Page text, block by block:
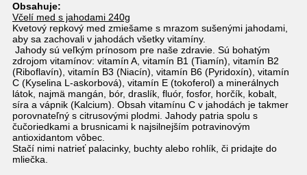
Obsahuje:
Včelí med s jahodami 240g
Kvetový repkový med zmiešame s mrazom sušenými jahodami,
aby sa zachovali v jahodách všetky vitamíny.
Jahody sú veľkým prínosom pre naše zdravie. Sú bohatým
zdrojom vitamínov: vitamín A, vitamín B1 (Tiamín), vitamín B2
(Riboflavín), vitamín B3 (Niacín), vitamín B6 (Pyridoxín), vitamín
C (Kyselina L-askorbová), vitamín E (tokoferol) a minerálnych
látok, najmä mangán, bór, draslík, fluór, fosfor, horčík, kobalt,
síra a vápnik (Kalcium). Obsah vitamínu C v jahodách je takmer
porovnateľný s citrusovými plodmi. Jahody patria spolu s
čučoriedkami a brusnicami k najsilnejším potravinovým
antioxidantom vôbec.
Stačí nimi natrieť palacinky, buchty alebo rohlík, či pridajte do
mliečka.